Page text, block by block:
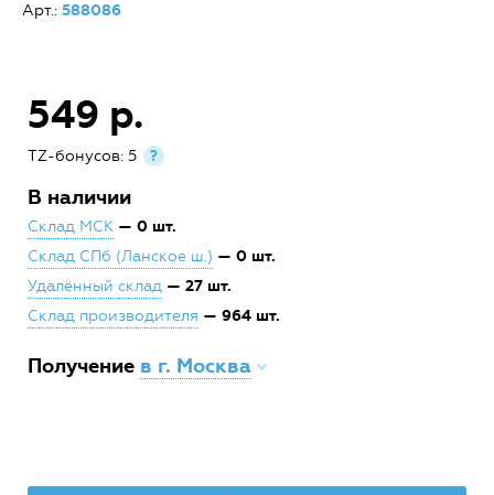
Арт.: 588086
549 р.
TZ-бонусов: 5 ?
В наличии
Склад МСК — 0 шт.
Склад СПб (Ланское ш.) — 0 шт.
Удалённый склад — 27 шт.
Склад производителя — 964 шт.
Получение в г. Москва